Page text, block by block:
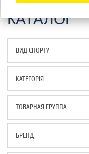
КАТАЛОГ
ТОВАРНАЯ ГРУППА
БРЕНД